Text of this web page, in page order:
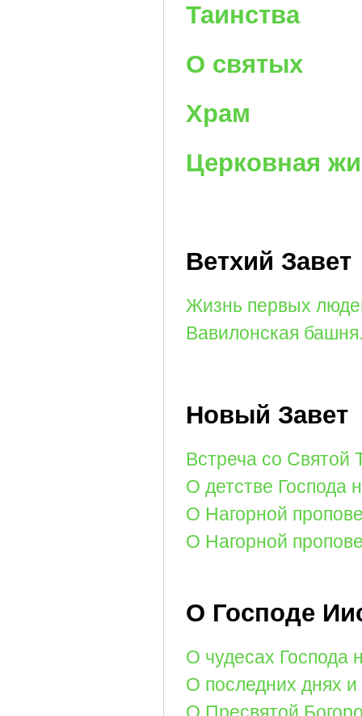
Таинства
О святых
Храм
Церковная
Ветхий Завет
Жизнь первых
Вавилонская
Новый Завет
Встреча со Святой
О детстве Господа
О Нагорной
О Нагорной
О Господе
О чудесах Господа
О последних днях